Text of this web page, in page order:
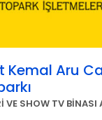
Kemal Aru
VE SHOW TV BİNASI